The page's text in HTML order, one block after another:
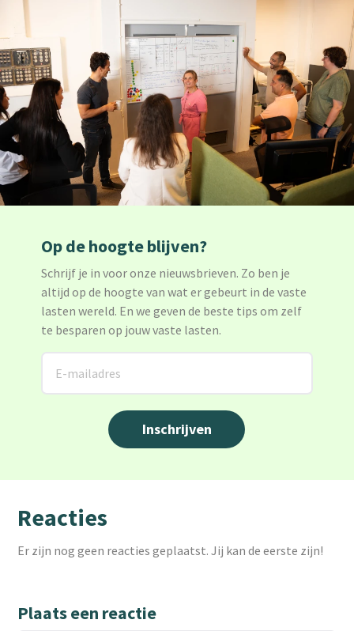
Op de hoogte blijven?
Schrijf je in voor onze nieuwsbrieven. Zo ben je
altijd op de hoogte van wat er gebeurt in de vaste
lasten wereld. En we geven de beste tips om zelf
te besparen op jouw vaste lasten.
Reacties
Er zijn nog geen reacties geplaatst. Jij kan de eerste zijn!
Plaats een reactie